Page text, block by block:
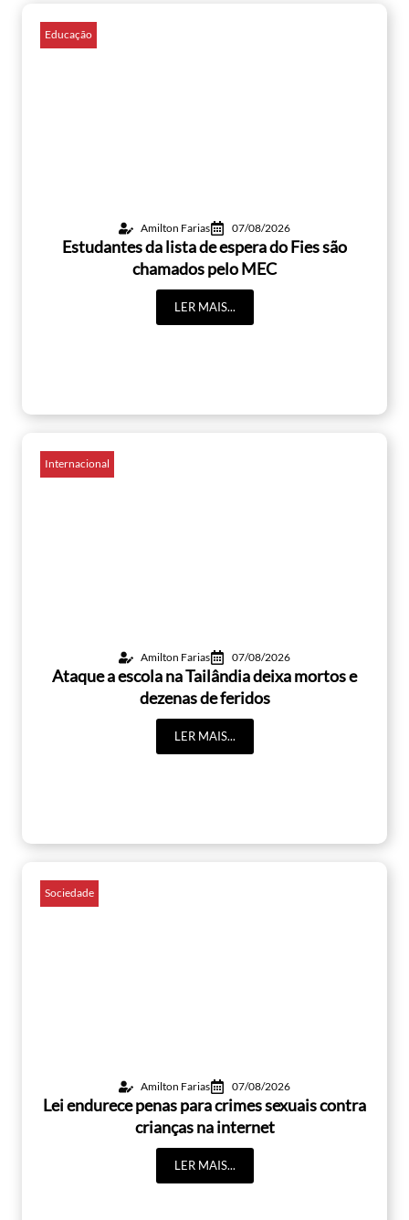
Educação
Amilton Farias 07/08/2026
Estudantes da lista de espera do Fies são
chamados pelo MEC
LER MAIS...
Internacional
Amilton Farias 07/08/2026
Ataque a escola na Tailândia deixa mortos e
dezenas de feridos
LER MAIS...
Sociedade
Amilton Farias 07/08/2026
Lei endurece penas para crimes sexuais contra
crianças na internet
LER MAIS...